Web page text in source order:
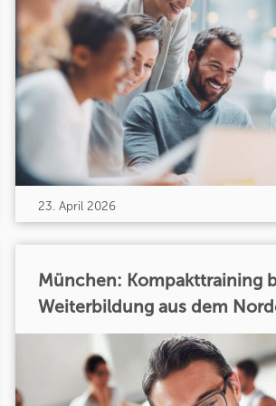
23. April 2026
München: Kompakttraining
Weiterbildung aus dem